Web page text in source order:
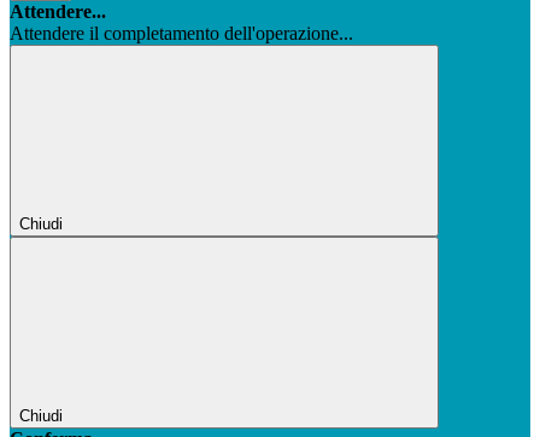
Attendere...
Attendere il completamento dell'operazione...
Chiudi
Chiudi